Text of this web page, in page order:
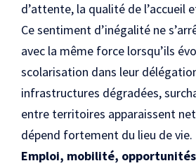
d’attente, la qualité de
Ce sentiment d’inégalité ne
avec la même force lorsqu’ils
scolarisation dans leur
infrastructures dégradées,
entre territoires apparaissent
dépend fortement du lieu de vie.
Emploi, mobilité,